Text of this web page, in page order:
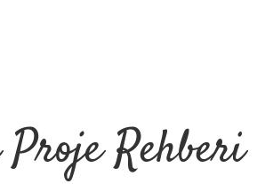
Proje Rehberi